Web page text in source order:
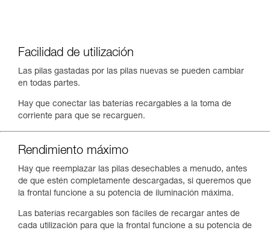
Facilidad de utilización
Las pilas gastadas por las pilas nuevas se pueden cambiar
en todas partes.
Hay que conectar las baterías recargables a la toma de
corriente para que se recarguen.
Rendimiento máximo
Hay que reemplazar las pilas desechables a menudo, antes
de que estén completamente descargadas, si queremos que
la frontal funcione a su potencia de iluminación máxima.
Las baterías recargables son fáciles de recargar antes de
cada utilización para que la frontal funcione a su potencia de